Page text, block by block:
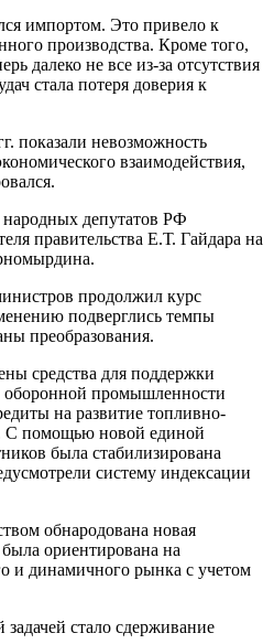
импортом. Это привело к
производства. Кроме того,
далеко не все из-за отсутствия
стала потеря доверия к
показали невозможность
взаимодействия,
депутатов РФ
правительства Е.Т. Гайдара на
продолжил курс
подверглись темпы
преобразования.
средства для поддержки
промышленности
на развитие топливно-
С помощью новой единой
была стабилизирована
систему индексации
обнародована новая
ориентирована на
и динамичного рынка с учетом
стало сдерживание